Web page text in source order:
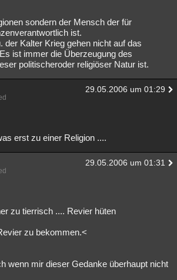
sondern der Mensch der für
ist.
der Kalter Krieg gehen nicht auf das
ist immer die Überzeugung des
politischeroder religiöser Natur ist.
29.05.2006 um 01:29
erst zu einer Religion ....
29.05.2006 um 01:31
zu tierrisch .... Revier hüten
zu bekommen.<
wenn mir dieser Gedanke überhaupt nicht